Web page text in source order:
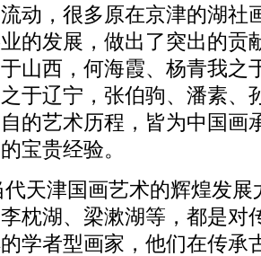
动，很多原在京津的湖社
的发展，做出了突出的贡
山西，何海霞、杨青我之
于辽宁，张伯驹、潘素、
的艺术历程，皆为中国画
宝贵经验。
天津国画艺术的辉煌发
枕湖、梁漱湖等，都是对
学者型画家，他们在传承